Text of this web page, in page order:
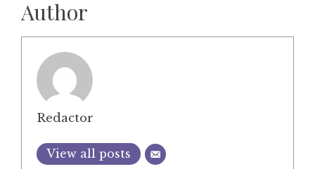
Author
Redactor
View all posts